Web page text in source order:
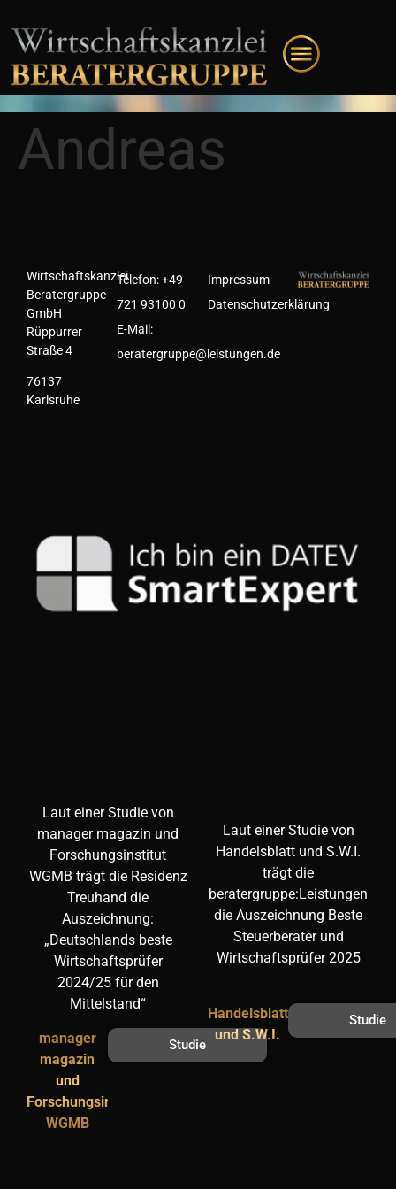
Andreas
Wirtschaftskanzlei
Beratergruppe
GmbH
Rüppurrer
Straße 4
76137
Karlsruhe
Telefon:+49
721 93100 0
E-Mail:
beratergruppe@leistungen.de
Impressum
Datenschutzerklärung
Laut einer Studie von
manager magazin und
Forschungsinstitut
WGMB trägt die Residenz
Treuhand die
Auszeichnung:
„Deutschlands beste
Wirtschaftsprüfer
2024/25 für den
Mittelstand“
manager
magazin
und
Forschungsinstitut
WGMB
Studie
Laut einer Studie von
Handelsblatt und S.W.I.
trägt die
beratergruppe:Leistungen
die Auszeichnung Beste
Steuerberater und
Wirtschaftsprüfer 2025
Handelsblatt
und S.W.I.
Studie